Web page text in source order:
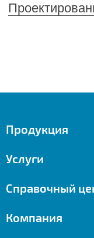
Продукция
Услуги
Справочный
Компания